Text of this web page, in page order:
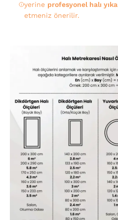
yerine profesyonel halı
etmeniz önerilir.